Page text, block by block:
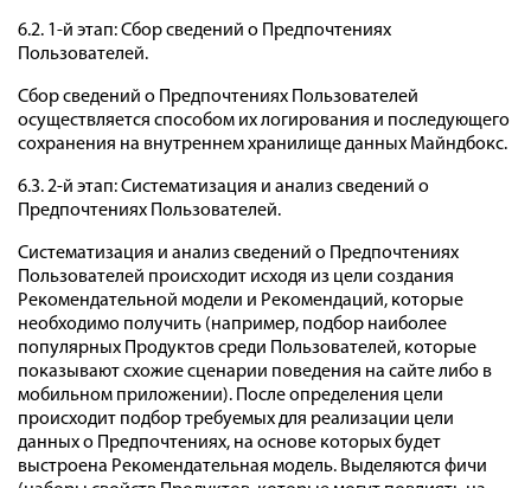
6.2. 1-й этап: Сбор сведений о Предпочтениях
Пользователей.
Сбор сведений о Предпочтениях Пользователей
осуществляется способом их логирования и последующего
сохранения на внутреннем хранилище данных Майндбокс.
6.3. 2-й этап: Систематизация и анализ сведений о
Предпочтениях Пользователей.
Систематизация и анализ сведений о Предпочтениях
Пользователей происходит исходя из цели создания
Рекомендательной модели и Рекомендаций, которые
необходимо получить (например, подбор наиболее
популярных Продуктов среди Пользователей, которые
показывают схожие сценарии поведения на сайте либо в
мобильном приложении). После определения цели
происходит подбор требуемых для реализации цели
данных о Предпочтениях, на основе которых будет
выстроена Рекомендательная модель. Выделяются фичи